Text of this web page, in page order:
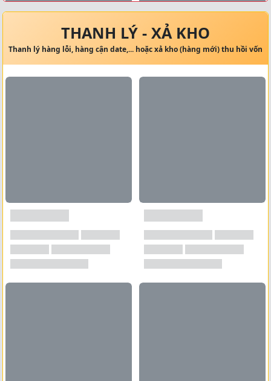
THANH LÝ - XẢ KHO
Thanh lý hàng lỗi, hàng cận date,... hoặc xả kho (hàng mới) thu hồi vốn